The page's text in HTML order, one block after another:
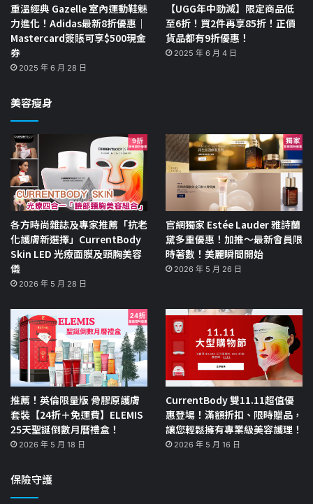
重溫經典 Gazelle 室內運動鞋魅
力進化！Adidas最新8折優惠｜
Mastercard簽賬可享$500現金
券
2025 年 6 月 28 日
【UGG年中勁減】限定商品低
至6折！買2件再享85折！正價
貨品都有9折優惠！
2025 年 6 月 4 日
美容瘦身
各方時尚雜誌及專家推薦「抗老
化護膚新選擇」CurrentBody
Skin LED 光療面膜及頸胸美容
儀
2026 年 5 月 28 日
官網獨家 Estée Lauder 雅詩蘭
黛多重優惠！加推～最新會員限
時著數！美麗瞬間開始
2026 年 5 月 26 日
推薦！英倫限量版 骨膠原護膚
套裝【24折＋免運費】ELEMIS
25天聖誕倒數月曆禮盒！
2026 年 5 月 18 日
CurrentBody 雙11.11超值優
惠登場！滿額折扣、限時贈品，
讓您輕鬆擁有專業級美容護理！
2026 年 5 月 16 日
保險守護